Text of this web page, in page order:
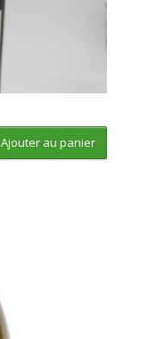
Ajouter au panier